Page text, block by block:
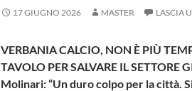
17 GIUGNO 2026 MASTER LASCIA
VERBANIA CALCIO, NON È PIÙ
TAVOLO PER SALVARE IL SETTORE
Molinari:“Un duro colpo per la città.